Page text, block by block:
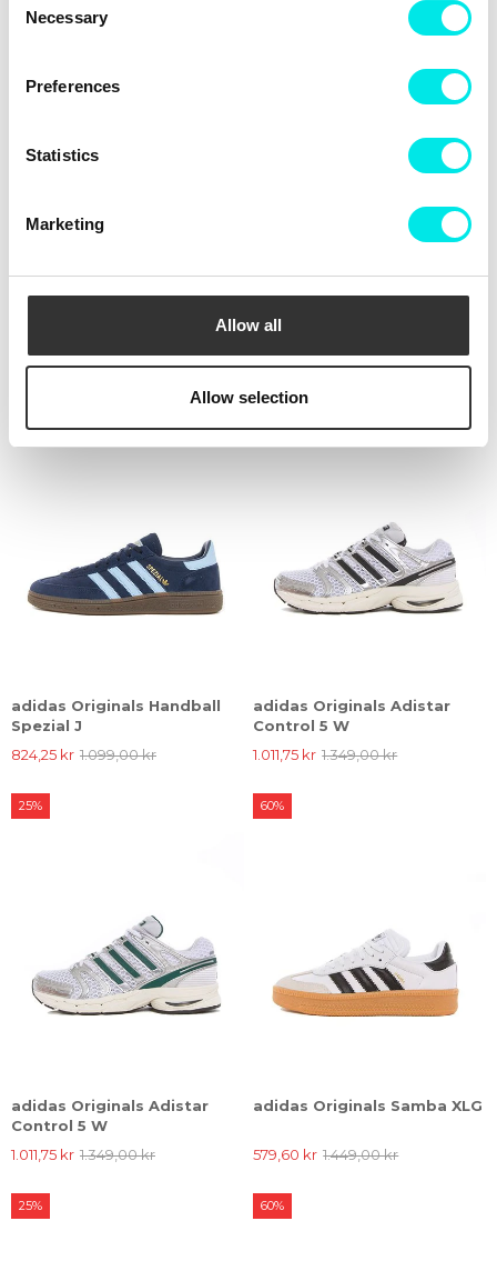
Selection
Necessary
Preferences
Statistics
Marketing
Allow all
Allow selection
899,25 kr 1.199,00 kr
W
1.086,75 kr 1.449,00 kr
adidas Originals Handball
Spezial J
824,25 kr 1.099,00 kr
adidas Originals Adistar
Control 5 W
1.011,75 kr 1.349,00 kr
25%
adidas Originals Adistar
Control 5 W
1.011,75 kr 1.349,00 kr
25%
adidas Originals Samba XLG
579,60 kr 1.449,00 kr
60%
25% 60%